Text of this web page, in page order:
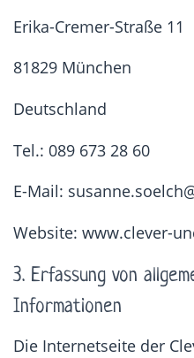
Erika-Cremer-Straße 11
81829 München
Deutschland
Tel.: 089 673 28 60
E-Mail:
Website: www.clever-
3. Erfassung von
Informationen
Die Internetseite der